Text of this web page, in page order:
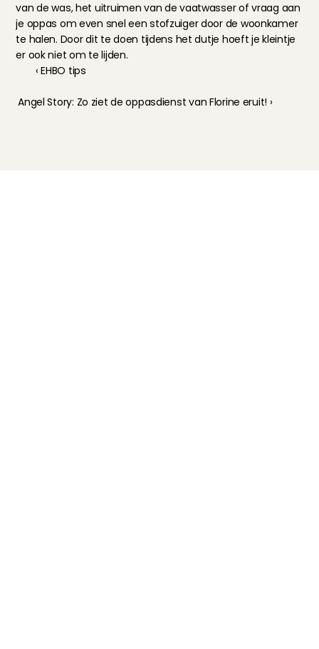
van de was, het uitruimen van de vaatwasser of vraag aan
je oppas om even snel een stofzuiger door de woonkamer
te halen. Door dit te doen tijdens het dutje hoeft je kleintje
er ook niet om te lijden.
‹ EHBO tips
Angel Story: Zo ziet de oppasdienst van Florine eruit! ›